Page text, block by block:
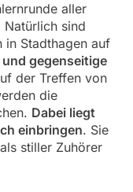
aller
Natürlich sind
in Stadthagen auf
gegenseitige
der Treffen von
die
Dabei liegt
einbringen. Sie
stiller Zuhörer